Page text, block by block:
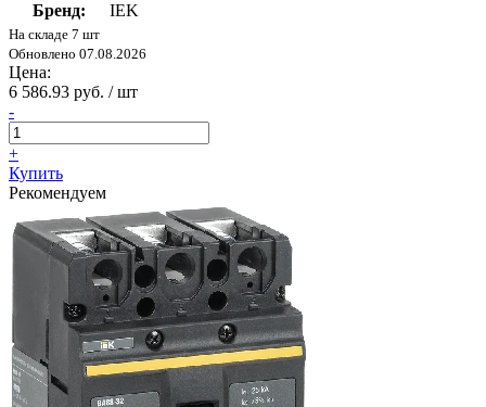
Бренд:
IEK
На складе 7 шт
Обновлено 07.08.2026
Цена:
6 586.93 руб. / шт
-
+
Купить
Рекомендуем